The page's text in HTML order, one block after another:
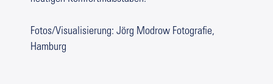
Fotos/Visualisierung: Jörg Modrow Fotografie,
Hamburg